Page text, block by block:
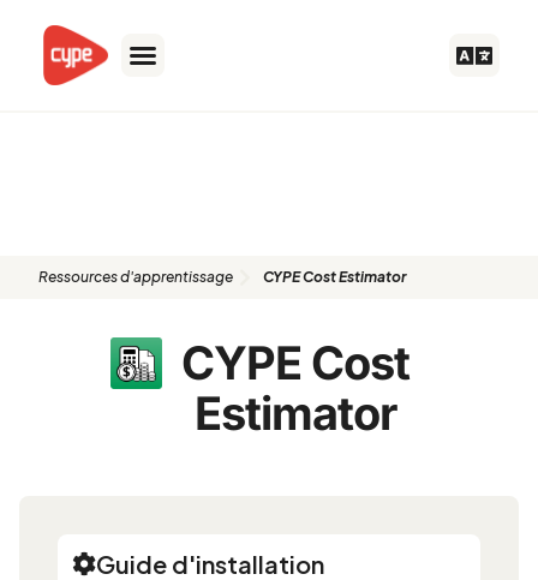
contenu
Ressources d'apprentissage CYPE Cost Estimator
CYPE Cost
Estimator
Guide d'installation